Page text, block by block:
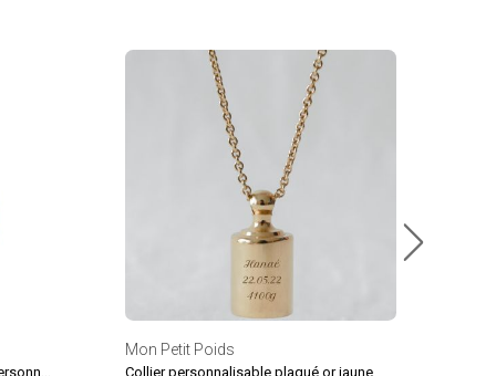
Mon Petit Poids
Collier personnalisable plaqué or jaune